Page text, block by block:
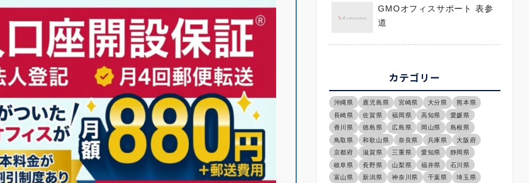
GMOオフィスサポート 表参
道
カテゴリー
沖縄県 鹿児島県 宮崎県 大分県
熊本県
長崎県
佐賀県 福岡県 高知県
愛媛県
香川県
徳島県 広島県 岡山県
島根県
鳥取県
和歌山県 奈良県 兵庫県
大阪府
京都府
滋賀県 三重県 愛知県
静岡県
岐阜県
長野県 山梨県 福井県
石川県
富山県
新潟県 神奈川県 千葉県
埼玉県